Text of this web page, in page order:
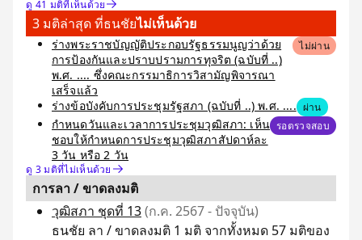
ดู 41 มติที่เห็นด้วย
3 มติล่าสุด ที่ธนชัยไม่เห็นด้วย
ร่างพระราชบัญญัติประกอบรัฐธรรมนูญว่าด้วย
การป้องกันและปราบปรามการทุจริต (ฉบับที่ ..)
พ.ศ. .... ซึ่งคณะกรรมาธิการวิสามัญพิจารณา
เสร็จแล้ว
ไม่ผ่าน
ร่างข้อบังคับการประชุมรัฐสภา (ฉบับที่ ..) พ.ศ. .... ผ่าน
กำหนดวันและเวลาการประชุมวุฒิสภา: เห็น
ชอบให้กำหนดการประชุมวุฒิสภาสัปดาห์ละ
3 วัน หรือ 2 วัน
รอตรวจสอบ
ดู 3 มติที่ไม่เห็นด้วย
การลา / ขาดลงมติ
วุฒิสภา ชุดที่ 13(ก.ค. 2567 - ปัจจุบัน)
ธนชัย ลา / ขาดลงมติ 1 มติ จากทั้งหมด 57 มติของ